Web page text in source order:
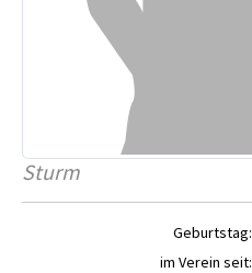
Sturm
Geburtstag:
im Verein seit: